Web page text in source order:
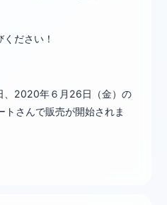
ださい！
、2020年６月26日（金）の
トさんで販売が開始されま